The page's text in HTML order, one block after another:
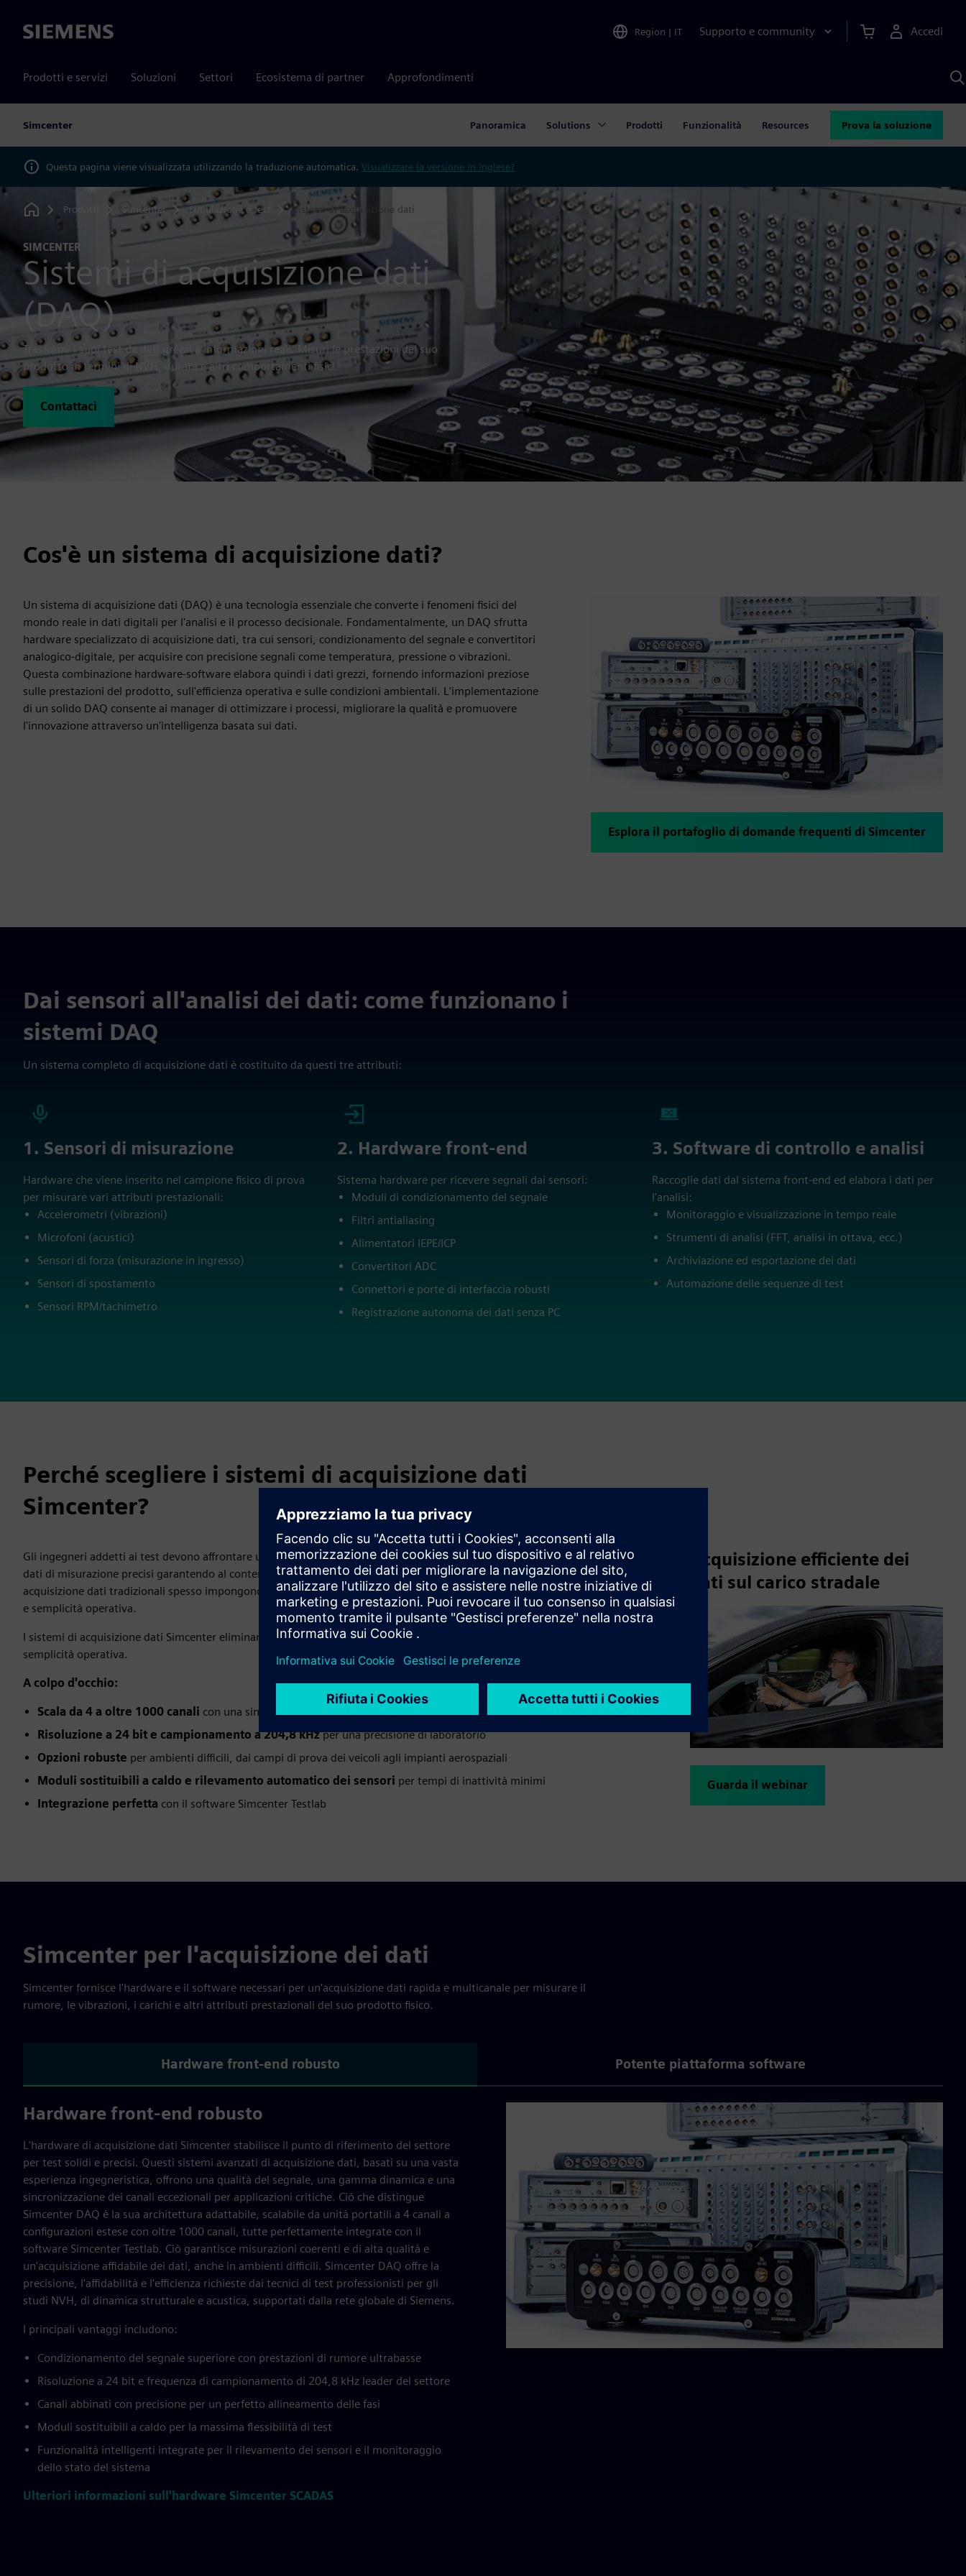
Siemens Region | IT Supporto e community Accedi
Prodotti e servizi Soluzioni Settori Ecosistema di partner Approfondimenti
Simcenter Panoramica Solutions Prodotti Funzionalità Resources Prova la soluzione
Questa pagina viene visualizzata utilizzando la traduzione automatica. Visualizzare la versione in inglese?
Home
Prodotti Simcenter Simulazione e test Sistemi di acquisizione dati
SIMCENTER
Sistemi di acquisizione dati
(DAQ)
Trasformi i suoi test da dati grezzi a informazioni reali. Misuri le prestazioni del suo
prodotto in termini di NVH, durata e altri comportamenti fisici.
Contattaci
Cos'è un sistema di acquisizione dati?
Un sistema di acquisizione dati (DAQ) è una tecnologia essenziale che converte i fenomeni fisici del
mondo reale in dati digitali per l'analisi e il processo decisionale. Fondamentalmente, un DAQ sfrutta
hardware specializzato di acquisizione dati, tra cui sensori, condizionamento del segnale e convertitori
analogico-digitale, per acquisire con precisione segnali come temperatura, pressione o vibrazioni.
Questa combinazione hardware-software elabora quindi i dati grezzi, fornendo informazioni preziose
sulle prestazioni del prodotto, sull'efficienza operativa e sulle condizioni ambientali. L'implementazione
di un solido DAQ consente ai manager di ottimizzare i processi, migliorare la qualità e promuovere
l'innovazione attraverso un'intelligenza basata sui dati.
Esplora il portafoglio di domande frequenti di Simcenter
Dai sensori all'analisi dei dati: come funzionano i
sistemi DAQ
Un sistema completo di acquisizione dati è costituito da questi tre attributi:
1. Sensori di misurazione
Hardware che viene inserito nel campione fisico di prova
per misurare vari attributi prestazionali:
Accelerometri (vibrazioni)
Microfoni (acustici)
Sensori di forza (misurazione in ingresso)
Sensori di spostamento
Sensori RPM/tachimetro
2. Hardware front-end
Sistema hardware per ricevere segnali dai sensori:
Moduli di condizionamento del segnale
Filtri antialiasing
Alimentatori IEPE/ICP
Convertitori ADC
Connettori e porte di interfaccia robusti
Registrazione autonoma dei dati senza PC
3. Software di controllo e analisi
Raccoglie dati dal sistema front-end ed elabora i dati per
l'analisi:
Monitoraggio e visualizzazione in tempo reale
Strumenti di analisi (FFT, analisi in ottava, ecc.)
Archiviazione ed esportazione dei dati
Automazione delle sequenze di test
Perché scegliere i sistemi di acquisizione dati
Simcenter?
Gli ingegneri addetti ai test devono affrontare una sfida persistente nei complessi ambienti di test odierni: come acquisire
dati di misurazione precisi garantendo al contempo un funzionamento affidabile in diverse applicazioni. I sistemi di
acquisizione dati tradizionali spesso impongono scomodi compromessi tra qualità delle misurazioni, flessibilità del sistema
e semplicità operativa.
I sistemi di acquisizione dati Simcenter eliminano i compromessi tra qualità delle misurazioni, flessibilità del sistema e
semplicità operativa.
A colpo d'occhio:
Scala da 4 a oltre 1000 canali con una sincronizzazione perfetta
Risoluzione a 24 bit e campionamento a 204,8 kHzper una precisione di laboratorio
Opzioni robuste per ambienti difficili, dai campi di prova dei veicoli agli impianti aerospaziali
Moduli sostituibili a caldo e rilevamento automatico dei sensori per tempi di inattività minimi
Integrazione perfetta con il software Simcenter Testlab
Acquisizione efficiente dei
dati sul carico stradale
Guarda il webinar
Simcenter per l'acquisizione dei dati
Simcenter fornisce l'hardware e il software necessari per un'acquisizione dati rapida e multicanale per misurare il
rumore, le vibrazioni, i carichi e altri attributi prestazionali del suo prodotto fisico.
Hardware front-end robusto Potente piattaforma software
Hardware front-end robusto
L'hardware di acquisizione dati Simcenter stabilisce il punto di riferimento del settore
per test solidi e precisi. Questi sistemi avanzati di acquisizione dati, basati su una vasta
esperienza ingegneristica, offrono una qualità del segnale, una gamma dinamica e una
sincronizzazione dei canali eccezionali per applicazioni critiche. Ciò che distingue
Simcenter DAQ è la sua architettura adattabile, scalabile da unità portatili a 4 canali a
configurazioni estese con oltre 1000 canali, tutte perfettamente integrate con il
software Simcenter Testlab. Ciò garantisce misurazioni coerenti e di alta qualità e
un'acquisizione affidabile dei dati, anche in ambienti difficili. Simcenter DAQ offre la
precisione, l'affidabilità e l'efficienza richieste dai tecnici di test professionisti per gli
studi NVH, di dinamica strutturale e acustica, supportati dalla rete globale di Siemens.
I principali vantaggi includono:
Condizionamento del segnale superiore con prestazioni di rumore ultrabasse
Risoluzione a 24 bit e frequenza di campionamento di 204,8 kHz leader del settore
Canali abbinati con precisione per un perfetto allineamento delle fasi
Moduli sostituibili a caldo per la massima flessibilità di test
Funzionalità intelligenti integrate per il rilevamento dei sensori e il monitoraggio
dello stato del sistema
Ulteriori informazioni sull'hardware Simcenter SCADAS